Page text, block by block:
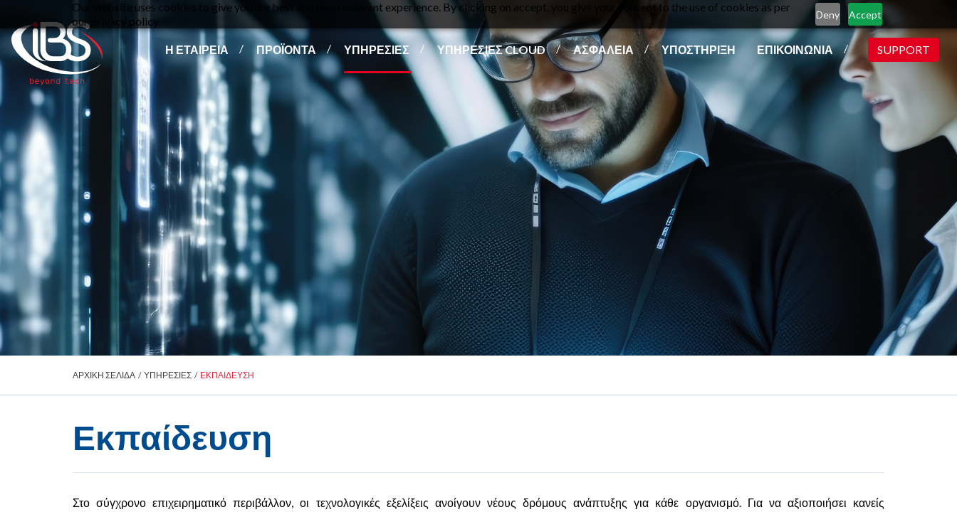
Our website uses cookies to give you the best and most relevant experience. By clicking on accept, you give your consent to the use of cookies as per
our privacy policy.
Deny Accept
SUPPORT
Η ΕΤΑΙΡΕΙΑ ΠΡΟΪΟΝΤΑ ΥΠΗΡΕΣΙΕΣ ΥΠΗΡΕΣΙΕΣ CLOUD ΑΣΦΑΛΕΙΑ ΥΠΟΣΤΗΡΙΞΗ ΕΠΙΚΟΙΝΩΝΙΑ
ΑΡΧΙΚΗ ΣΕΛΙΔΑ / ΥΠΗΡΕΣΙΕΣ / ΕΚΠΑΙΔΕΥΣΗ
Εκπαίδευση
Στο σύγχρονο επιχειρηματικό περιβάλλον, οι τεχνολογικές εξελίξεις ανοίγουν νέους δρόμους ανάπτυξης για κάθε οργανισμό. Για να αξιοποιήσει κανείς